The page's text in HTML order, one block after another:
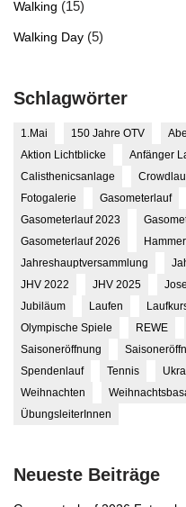
Walking (15)
Walking Day (5)
Schlagwörter
1.Mai 150 Jahre OTV
Aktion Lichtblicke
Anfänger
Calisthenicsanlage
Fotogalerie
Gasometerlauf
Gasometerlauf 2023
Gasometerlauf 2026
Jahreshauptversammlung
JHV 2022
JHV 2025
Jubiläum
Laufen
Olympische Spiele
REWE
Saisoneröffnung
Spendenlauf
Tennis
Weihnachten
ÜbungsleiterInnen
Neueste Beiträge